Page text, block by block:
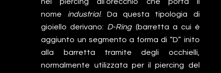
nome industrial. Da questa tipologia di
gioiello derivano: D-Ring(barretta a cui è
aggiunto un segmento a forma di “D” inito
alla barretta tramite degli occhielli,
normalmente utilizzata per il piercing del